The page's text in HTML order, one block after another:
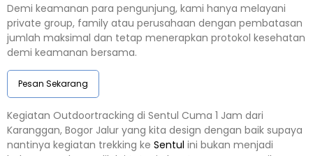
Demi keamanan para pengunjung, kami hanya melayani
private group, family atau perusahaan dengan pembatasan
jumlah maksimal dan tetap menerapkan protokol kesehatan
demi keamanan bersama.
Pesan Sekarang
Kegiatan Outdoortracking di Sentul Cuma 1 Jam dari
Karanggan, Bogor Jalur yang kita design dengan baik supaya
nantinya kegiatan trekking ke Sentul ini bukan menjadi